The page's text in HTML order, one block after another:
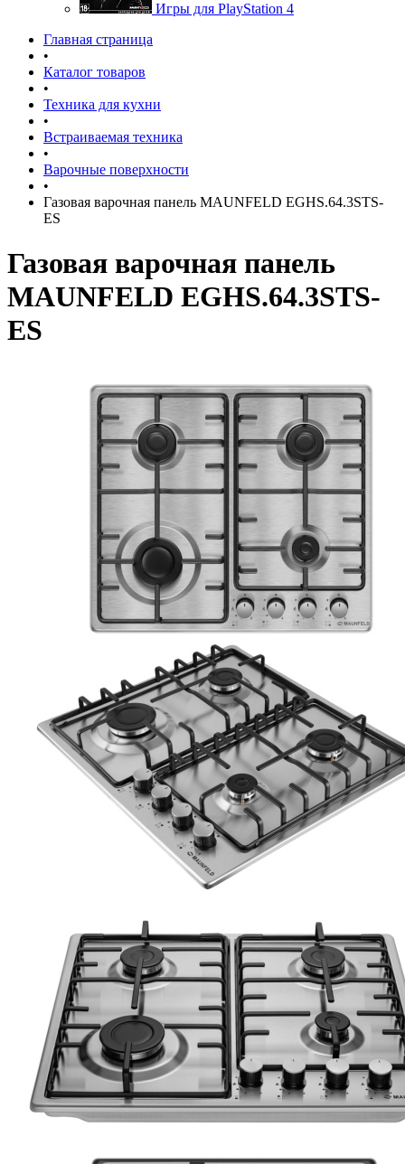
Игры для PlayStation 4
Главная страница
•
Каталог товаров
•
Техника для кухни
•
Встраиваемая техника
•
Варочные поверхности
•
Газовая варочная панель MAUNFELD EGHS.64.3STS-
ES
Газовая варочная панель
MAUNFELD EGHS.64.3STS-
ES